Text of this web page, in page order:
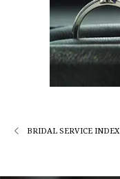
BRIDAL SERVICE INDEX